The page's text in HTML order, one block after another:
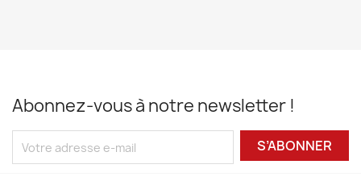
Abonnez-vous à notre newsletter !
S’ABONNER